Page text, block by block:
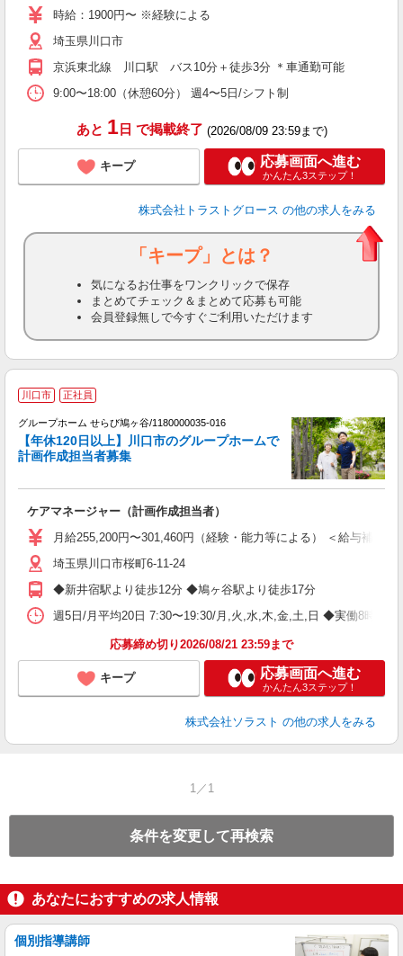
時給：1900円〜 ※経験による
埼玉県川口市
京浜東北線 川口駅 バス10分＋徒歩3分 ＊車通勤可能
9:00〜18:00（休憩60分） 週4〜5日/シフト制
あと 1日 で掲載終了 (2026/08/09 23:59まで)
キープ 応募画面へ進む
かんたん3ステップ！
株式会社トラストグロース の他の求人をみる
「キープ」とは？
気になるお仕事をワンクリックで保存
まとめてチェック＆まとめて応募も可能
会員登録無しで今すぐご利用いただけます
川口市 正社員
グループホーム せらび鳩ヶ谷/1180000035-016
【年休120日以上】川口市のグループホームで
計画作成担当者募集
ケアマネージャー（計画作成担当者）
月給255,200円〜301,460円（経験・能力等による） ＜給与補足
埼玉県川口市桜町6-11-24
◆新井宿駅より徒歩12分 ◆鳩ヶ谷駅より徒歩17分
週5日/月平均20日 7:30〜19:30/月,火,水,木,金,土,日 ◆実働8時間
応募締め切り2026/08/21 23:59まで
キープ 応募画面へ進む
かんたん3ステップ！
株式会社ソラスト の他の求人をみる
1／1
条件を変更して再検索
あなたにおすすめの求人情報
個別指導講師